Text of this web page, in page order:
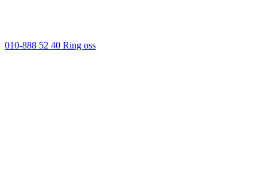
010-888 52 40 Ring oss